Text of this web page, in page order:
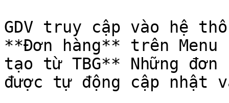
GDV truy cập vào hệ
**Đơn hàng** trên
tạo từ TBG** Những đơn
được tự động cập nhật